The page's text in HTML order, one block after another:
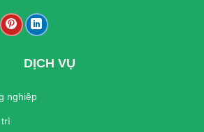
DỊCH VỤ
nghiệp